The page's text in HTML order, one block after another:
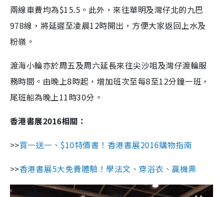
兩線車費均為$15.5。此外，來往華明及灣仔北的九巴
978線，將延遲至凌晨12時開出，方便大家返回上水及
粉嶺。
渡海小輪亦於周五及周六延長來往尖沙咀及灣仔渡輪服
務時間。由晚上8時起，增加班次至每8至12分鐘一班，
尾班船為晚上11時30分。
香港書展2016相關：
>>買一送一、$10特價書！香港書展2016購物指南
>>香港書展5大免費體驗！學法文、穿浴衣、贏機票